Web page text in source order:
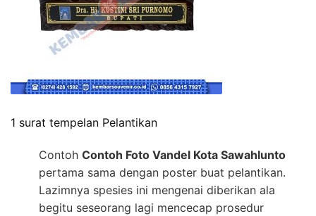
1 surat tempelan Pelantikan
Contoh Contoh Foto Vandel Kota Sawahlunto
pertama sama dengan poster buat pelantikan.
Lazimnya spesies ini mengenai diberikan ala
begitu seseorang lagi mencecap prosedur